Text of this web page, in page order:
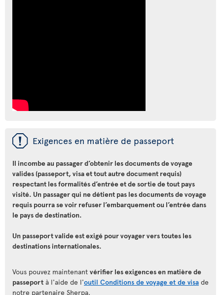
ü Exigences en matière de passeport
Il incombe au passager d’obtenir les documents de voyage
valides (passeport, visa et tout autre document requis)
respectant les formalités d’entrée et de sortie de tout pays
visité. Un passager qui ne détient pas les documents de voyage
requis pourra se voir refuser l’embarquement ou l’entrée dans
le pays de destination.
Un passeport valide est exigé pour voyager vers toutes les
destinations internationales.
Vous pouvez maintenant vérifier les exigences en matière de
passeport à l'aide de l'outil Conditions de voyage et de visa de
notre partenaire Sherpa.